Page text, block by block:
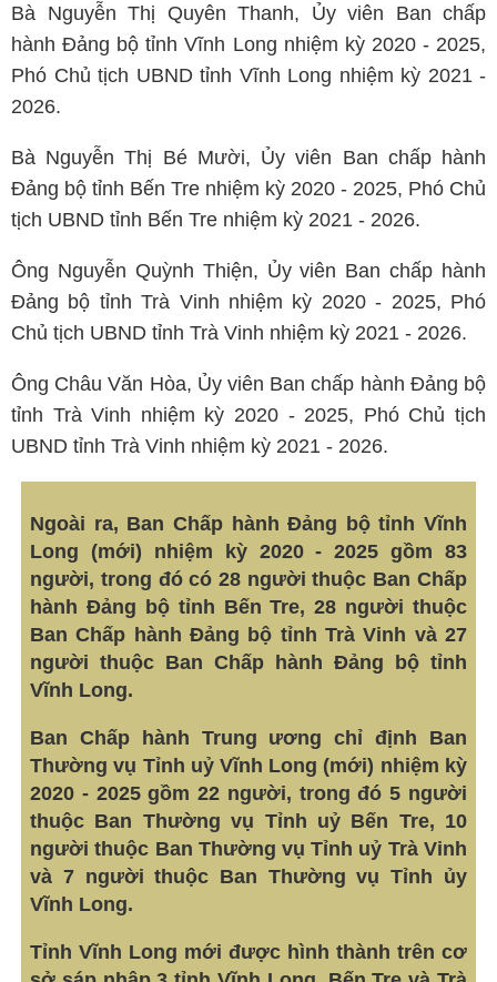
Bà Nguyễn Thị Quyên Thanh, Ủy viên Ban chấp
hành Đảng bộ tỉnh Vĩnh Long nhiệm kỳ 2020 - 2025,
Phó Chủ tịch UBND tỉnh Vĩnh Long nhiệm kỳ 2021 -
2026.
Bà Nguyễn Thị Bé Mười, Ủy viên Ban chấp hành
Đảng bộ tỉnh Bến Tre nhiệm kỳ 2020 - 2025, Phó Chủ
tịch UBND tỉnh Bến Tre nhiệm kỳ 2021 - 2026.
Ông Nguyễn Quỳnh Thiện, Ủy viên Ban chấp hành
Đảng bộ tỉnh Trà Vinh nhiệm kỳ 2020 - 2025, Phó
Chủ tịch UBND tỉnh Trà Vinh nhiệm kỳ 2021 - 2026.
Ông Châu Văn Hòa, Ủy viên Ban chấp hành Đảng bộ
tỉnh Trà Vinh nhiệm kỳ 2020 - 2025, Phó Chủ tịch
UBND tỉnh Trà Vinh nhiệm kỳ 2021 - 2026.
Ngoài ra, Ban Chấp hành Đảng bộ tỉnh Vĩnh
Long (mới) nhiệm kỳ 2020 - 2025 gồm 83
người, trong đó có 28 người thuộc Ban Chấp
hành Đảng bộ tỉnh Bến Tre, 28 người thuộc
Ban Chấp hành Đảng bộ tỉnh Trà Vinh và 27
người thuộc Ban Chấp hành Đảng bộ tỉnh
Vĩnh Long.
Ban Chấp hành Trung ương chỉ định Ban
Thường vụ Tỉnh uỷ Vĩnh Long (mới) nhiệm kỳ
2020 - 2025 gồm 22 người, trong đó 5 người
thuộc Ban Thường vụ Tỉnh uỷ Bến Tre, 10
người thuộc Ban Thường vụ Tỉnh uỷ Trà Vinh
và 7 người thuộc Ban Thường vụ Tỉnh ủy
Vĩnh Long.
Tỉnh Vĩnh Long mới được hình thành trên cơ